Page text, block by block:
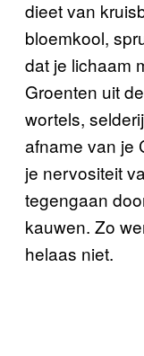
dieet van
bloemkool,
dat je lichaam
Groenten uit
wortels,
afname van je
je nervositeit
tegengaan
kauwen. Zo
helaas niet.